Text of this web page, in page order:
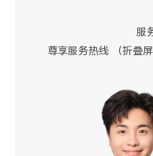
服
尊享服务热线 （折叠屏